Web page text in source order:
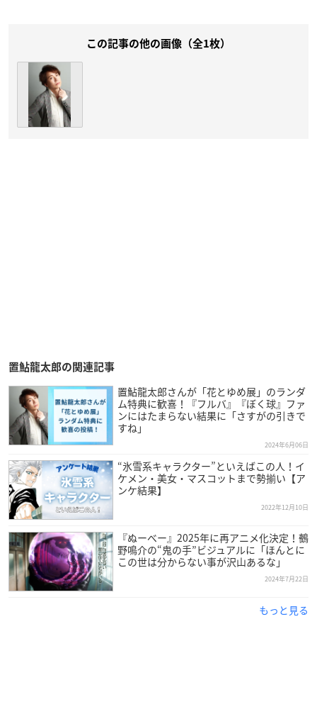
この記事の他の画像（全1枚）
置鮎龍太郎の関連記事
置鮎龍太郎さんが「花とゆめ展」のランダ
ム特典に歓喜！『フルバ』『ぼく球』ファ
ンにはたまらない結果に「さすがの引きで
すね」
2024年6月06日
“氷雪系キャラクター”といえばこの人！イ
ケメン・美女・マスコットまで勢揃い【ア
ンケ結果】
2022年12月10日
『ぬーべー』2025年に再アニメ化決定！鵺
野鳴介の“鬼の手”ビジュアルに「ほんとに
この世は分からない事が沢山あるな」
2024年7月22日
もっと見る